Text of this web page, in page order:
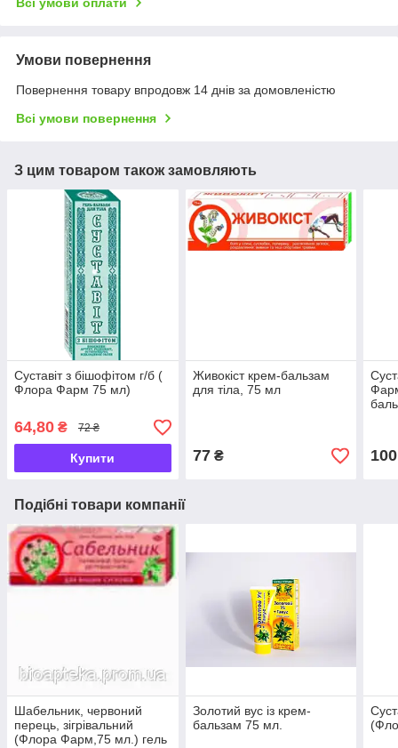
Умови повернення
Повернення товару впродовж 14 днів за домовленістю
Всі умови повернення
З цим товаром також замовляють
Суставіт з бішофітом г/б (
Флора Фарм 75 мл)
64,80 ₴ 72 ₴
Купити
Живокіст крем-бальзам
для тіла, 75 мл
77₴ 100
Подібні товари компанії
Шабельник, червоний
перець, зігрівальний
(Флора Фарм,75 мл.) гель
Золотий вус із крем-
бальзам 75 мл.